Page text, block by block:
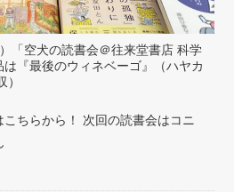
「空犬の読書会＠往来堂書店 科学
『最後のウィネベーゴ』（ハヤカ
ちらから！ 次回の読書会はコニ